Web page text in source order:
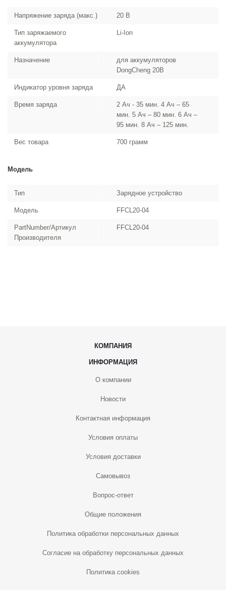
Напряжение заряда (макс.) 20 В
Тип заряжаемого
аккумулятора
Li-Ion
Назначение
для аккумуляторов
DongCheng 20В
Индикатор уровня заряда ДА
Время заряда
2 Ач - 35 мин. 4 Ач – 65
мин. 5 Ач – 80 мин. 6 Ач –
95 мин. 8 Ач – 125 мин.
Вес товара 700 грамм
Модель
Тип Зарядное устройство
Модель FFCL20-04
PartNumber/Артикул
Производителя
FFCL20-04
КОМПАНИЯ
ИНФОРМАЦИЯ
О компании
Новости
Контактная информация
Условия оплаты
Условия доставки
Самовывоз
Вопрос-ответ
Общие положения
Политика обработки персональных данных
Согласие на обработку персональных данных
Политика cookies